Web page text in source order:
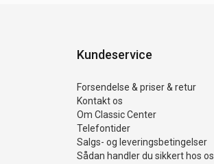
Kundeservice
Forsendelse & priser & retur
Kontakt os
Om Classic Center
Telefontider
Salgs- og leveringsbetingelser
Sådan handler du sikkert hos os